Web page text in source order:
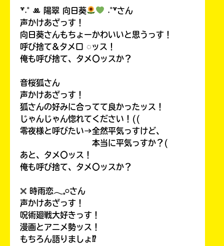
꒷˖˚ ꔛ‬ 陽翠 向日葵
˖˚꒷さん
声かけあざっす！
向日葵さんもちょーかわいいと思うっす！
呼び捨て&タメ口 ◌ッス！
俺も呼び捨て、タメ〇ッスか？
音桜狐さん
声かけあざっす！
狐さんの好みに合ってて良かったッス！
じゃんじゃん惚れてください！((
零夜様と呼びたい→全然平気っすけど、
本当に平気っすか？(
あと、タメ〇ッス！
俺も呼び捨て、タメ〇ッスか？
𓏴 時雨恋𓂃𓈒𓏸さん
声かけあざっす！
呪術廻戦大好きっす！
漫画とアニメ勢ッス！
もちろん語りましょ⁉